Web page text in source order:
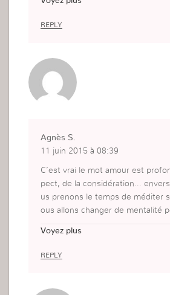
en ai la preuve il a donné son fils
REPLY
Agnès S.
11 juin 2015 à 08:39
C’est vrai le mot amour est
pect, de la considération…
us prenons le temps de méditer
ous allons changer de mentalité
permettra aussi de dominer la
de Dieu envers Lui et envers mon
Voyez plus
REPLY